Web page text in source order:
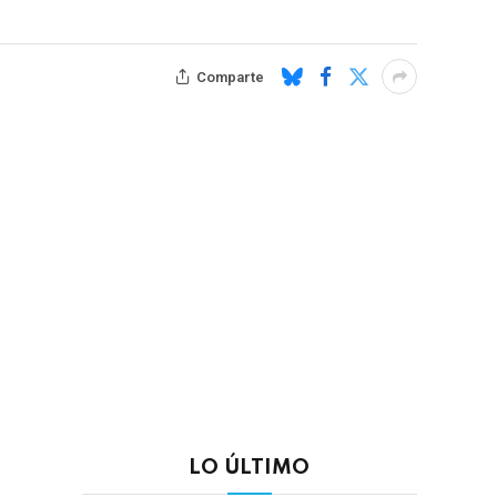
Comparte
LO ÚLTIMO